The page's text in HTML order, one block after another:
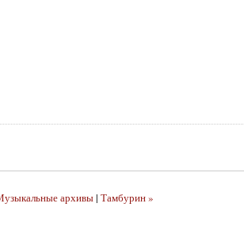
архивы| Тамбурин »